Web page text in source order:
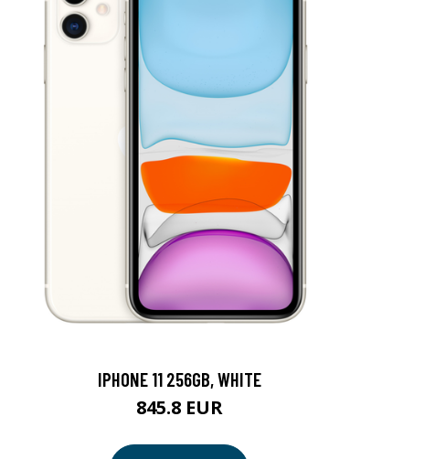
IPHONE 11 256GB, WHITE
845.8 EUR